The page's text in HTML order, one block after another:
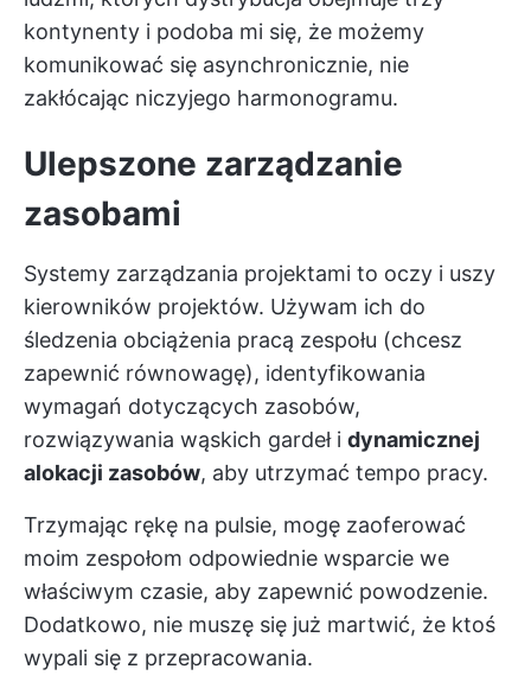
kontynenty i podoba mi się, że możemy
komunikować się asynchronicznie, nie
zakłócając niczyjego harmonogramu.
Ulepszone zarządzanie
zasobami
Systemy zarządzania projektami to oczy i uszy
kierowników projektów. Używam ich do
śledzenia obciążenia pracą zespołu (chcesz
zapewnić równowagę), identyfikowania
wymagań dotyczących zasobów,
rozwiązywania wąskich gardeł i dynamicznej
alokacji zasobów, aby utrzymać tempo pracy.
Trzymając rękę na pulsie, mogę zaoferować
moim zespołom odpowiednie wsparcie we
właściwym czasie, aby zapewnić powodzenie.
Dodatkowo, nie muszę się już martwić, że ktoś
wypali się z przepracowania.